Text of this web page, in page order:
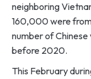
neighboring
160,000 were
number of
before 2020.
This February